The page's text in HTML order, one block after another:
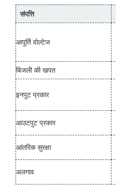
संपत्ति
आपूर्ति वोल्टेज
बिजली की खपत
इनपुट प्रकार
आउटपुट प्रकार
आंतरिक सुरक्षा
अलगाव